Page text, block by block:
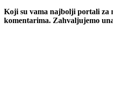
Koji su vama najbolji portali za
komentarima. Zahvaljujemo